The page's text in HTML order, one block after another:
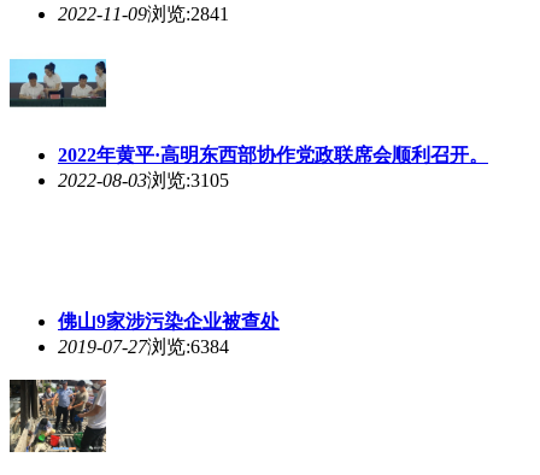
2022-11-09浏览:2841
2022年黄平·高明东西部协作党政联席会顺利召开。
2022-08-03浏览:3105
佛山9家涉污染企业被查处
2019-07-27浏览:6384